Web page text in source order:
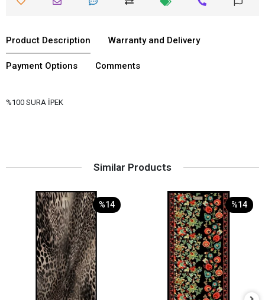
Product Description Warranty and Delivery
Payment Options Comments
%100 SURA İPEK
Similar Products
%14 %14